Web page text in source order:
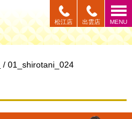
MENU
出雲店
松江店
/ 01_shirotani_024